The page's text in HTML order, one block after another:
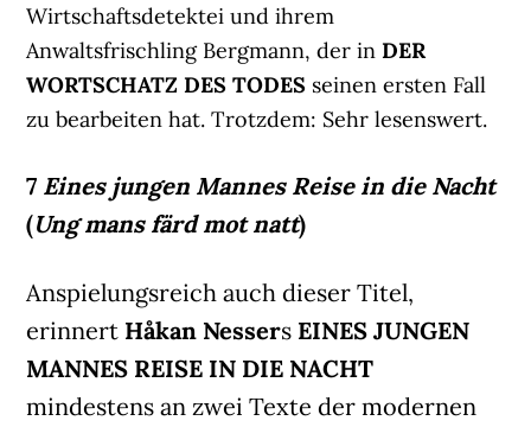
Wirtschaftsdetektei und ihrem
Anwaltsfrischling Bergmann, der inDER
WORTSCHATZ DES TODES seinen ersten Fall
zu bearbeiten hat. Trotzdem: Sehr lesenswert.
7 Eines jungen Mannes Reise in die Nacht
(Ung mans färd mot natt)
Anspielungsreich auch dieser Titel,
erinnert Håkan Nessers EINES JUNGEN
MANNES REISE IN DIE NACHT
mindestens an zwei Texte der modernen